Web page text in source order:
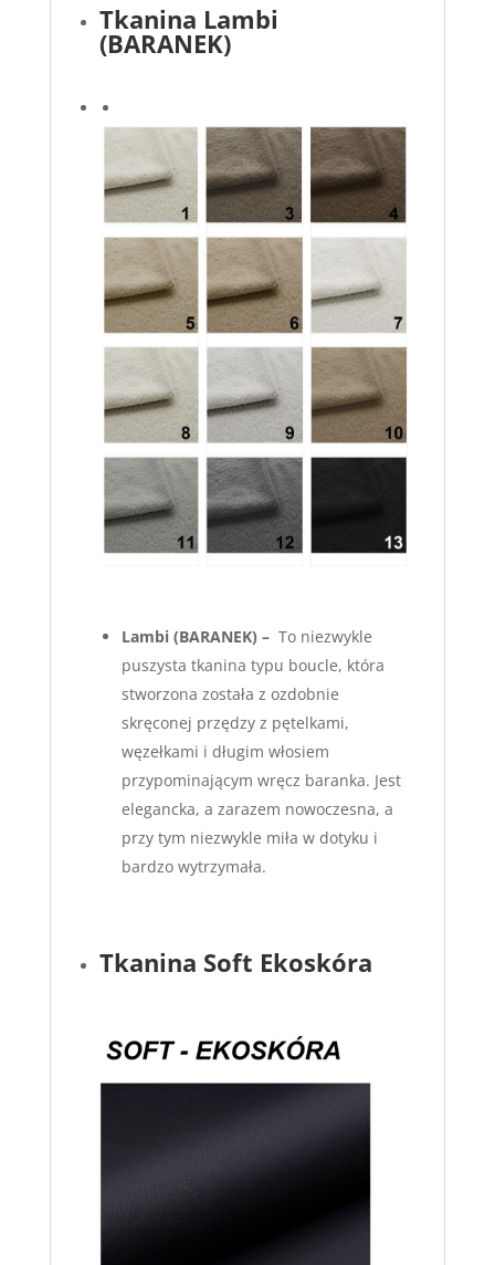
Tkanina Lambi
(BARANEK)
Lambi (BARANEK) – To niezwykle
puszysta tkanina typu boucle, która
stworzona została z ozdobnie
skręconej przędzy z pętelkami,
węzełkami i długim włosiem
przypominającym wręcz baranka. Jest
elegancka, a zarazem nowoczesna, a
przy tym niezwykle miła w dotyku i
bardzo wytrzymała.
Tkanina Soft Ekoskóra